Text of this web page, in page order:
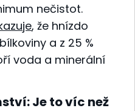
nečistot.
, že hnízdo
a z 25 %
voda a minerální
Je to víc než